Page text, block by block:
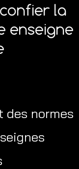
la
enseigne
des normes